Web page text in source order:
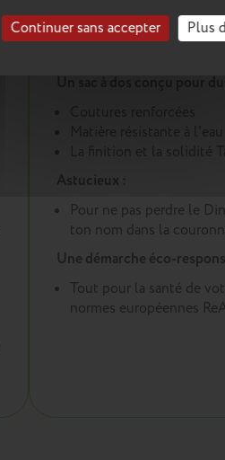
Continuer sans accepter Plus
Les plus du
Astucieux :
Pour ne pas perdre le
ton nom dans la
Une démarche éco-
Tout pour la santé de
normes européennes